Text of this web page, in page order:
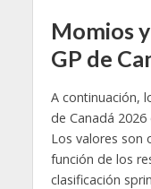
Momios
GP de
A continuación,
de Canadá
Los valores son
función de los
clasificación